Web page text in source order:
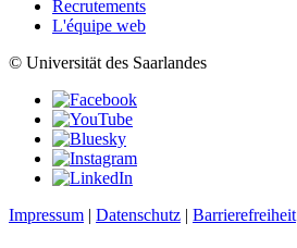
Recrutements
L'équipe web
© Universität des Saarlandes
Impressum | Datenschutz | Barrierefreiheit